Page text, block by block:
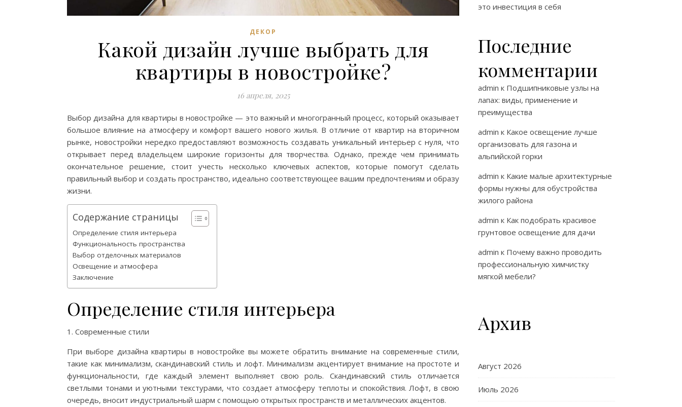
ДЕКОР
Какой дизайн лучше выбрать для
квартиры в новостройке?
16 апреля, 2025
Выбор дизайна для квартиры в новостройке — это важный и многогранный процесс, который оказывает
большое влияние на атмосферу и комфорт вашего нового жилья. В отличие от квартир на вторичном
рынке, новостройки нередко предоставляют возможность создавать уникальный интерьер с нуля, что
открывает перед владельцем широкие горизонты для творчества. Однако, прежде чем принимать
окончательное решение, стоит учесть несколько ключевых аспектов, которые помогут сделать
правильный выбор и создать пространство, идеально соответствующее вашим предпочтениям и образу
жизни.
Содержание страницы
Определение стиля интерьера
Функциональность пространства
Выбор отделочных материалов
Освещение и атмосфера
Заключение
Определение стиля интерьера
1. Современные стили
При выборе дизайна квартиры в новостройке вы можете обратить внимание на современные стили,
такие как минимализм, скандинавский стиль и лофт. Минимализм акцентирует внимание на простоте и
функциональности, где каждый элемент выполняет свою роль. Скандинавский стиль отличается
светлыми тонами и уютными текстурами, что создает атмосферу теплоты и спокойствия. Лофт, в свою
очередь, вносит индустриальный шарм с помощью открытых пространств и металлических акцентов.
это инвестиция в себя
Последние
комментарии
admin к Подшипниковые узлы на
лапах: виды, применение и
преимущества
admin к Какое освещение лучше
организовать для газона и
альпийской горки
admin к Какие малые архитектурные
формы нужны для обустройства
жилого района
admin к Как подобрать красивое
грунтовое освещение для дачи
admin к Почему важно проводить
профессиональную химчистку
мягкой мебели?
Архив
Август 2026
Июль 2026